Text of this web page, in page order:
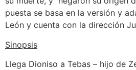
puesta se basa en la versión y
León y cuenta con la dirección
Sinopsis
Llega Dioniso a Tebas – hijo de